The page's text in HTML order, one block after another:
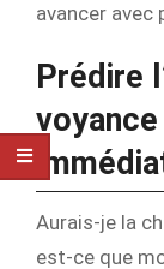
avancer avec
Prédire
Aurais-je la
est-ce que